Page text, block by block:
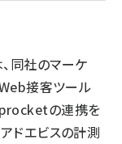
同社のマーケ
Web接客ツール
の連携を
ドエビスの計測